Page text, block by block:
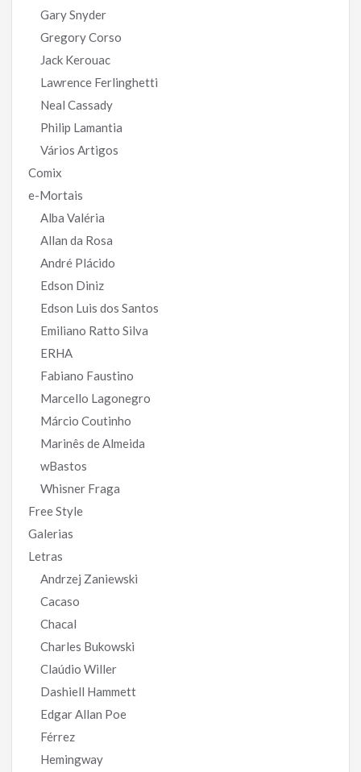
Gary Snyder
Gregory Corso
Jack Kerouac
Lawrence Ferlinghetti
Neal Cassady
Philip Lamantia
Vários Artigos
Comix
e-Mortais
Alba Valéria
Allan da Rosa
André Plácido
Edson Diniz
Edson Luis dos Santos
Emiliano Ratto Silva
ERHA
Fabiano Faustino
Marcello Lagonegro
Márcio Coutinho
Marinês de Almeida
wBastos
Whisner Fraga
Free Style
Galerias
Letras
Andrzej Zaniewski
Cacaso
Chacal
Charles Bukowski
Claúdio Willer
Dashiell Hammett
Edgar Allan Poe
Férrez
Hemingway